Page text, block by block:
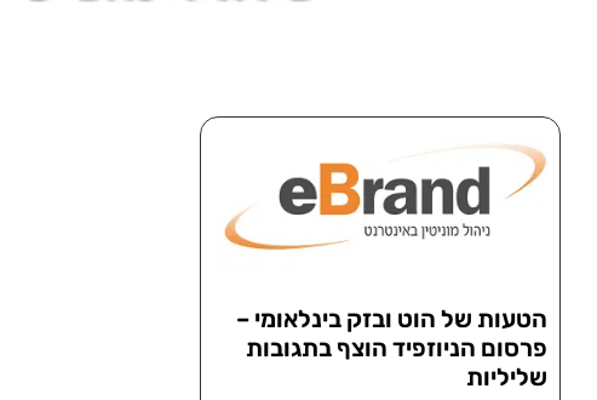
הטעות של הוט ובזק בינלאומי –
פרסום הניוזפיד הוצף בתגובות
שליליות